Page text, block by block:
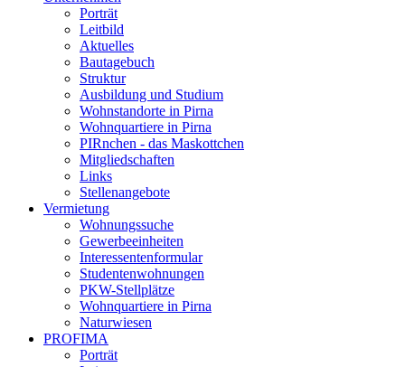
Porträt
Leitbild
Aktuelles
Bautagebuch
Struktur
Ausbildung und Studium
Wohnstandorte in Pirna
Wohnquartiere in Pirna
PIRnchen - das Maskottchen
Mitgliedschaften
Links
Stellenangebote
Vermietung
Wohnungssuche
Gewerbeeinheiten
Interessentenformular
Studentenwohnungen
PKW-Stellplätze
Wohnquartiere in Pirna
Naturwiesen
PROFIMA
Porträt